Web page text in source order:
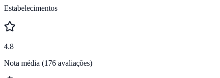
Estabelecimentos
4.8
Nota média (176 avaliações)